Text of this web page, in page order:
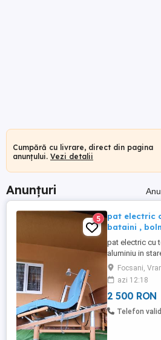
Cumpără cu livrare, direct din pagina
anunțului. Vezi detalii
Anunțuri
5
pat electric
bataini ,
pat electric cu
aluminiu in
inaltime
rabatabil
articulatie sub
oblicitate a
inaltime nu
Focsani,
azi 12:18
2 500 RON
Telefon